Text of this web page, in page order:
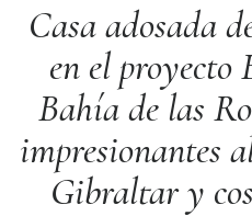
Casa adosada
en el proyecto
Bahía de las
impresionantes
Gibraltar y